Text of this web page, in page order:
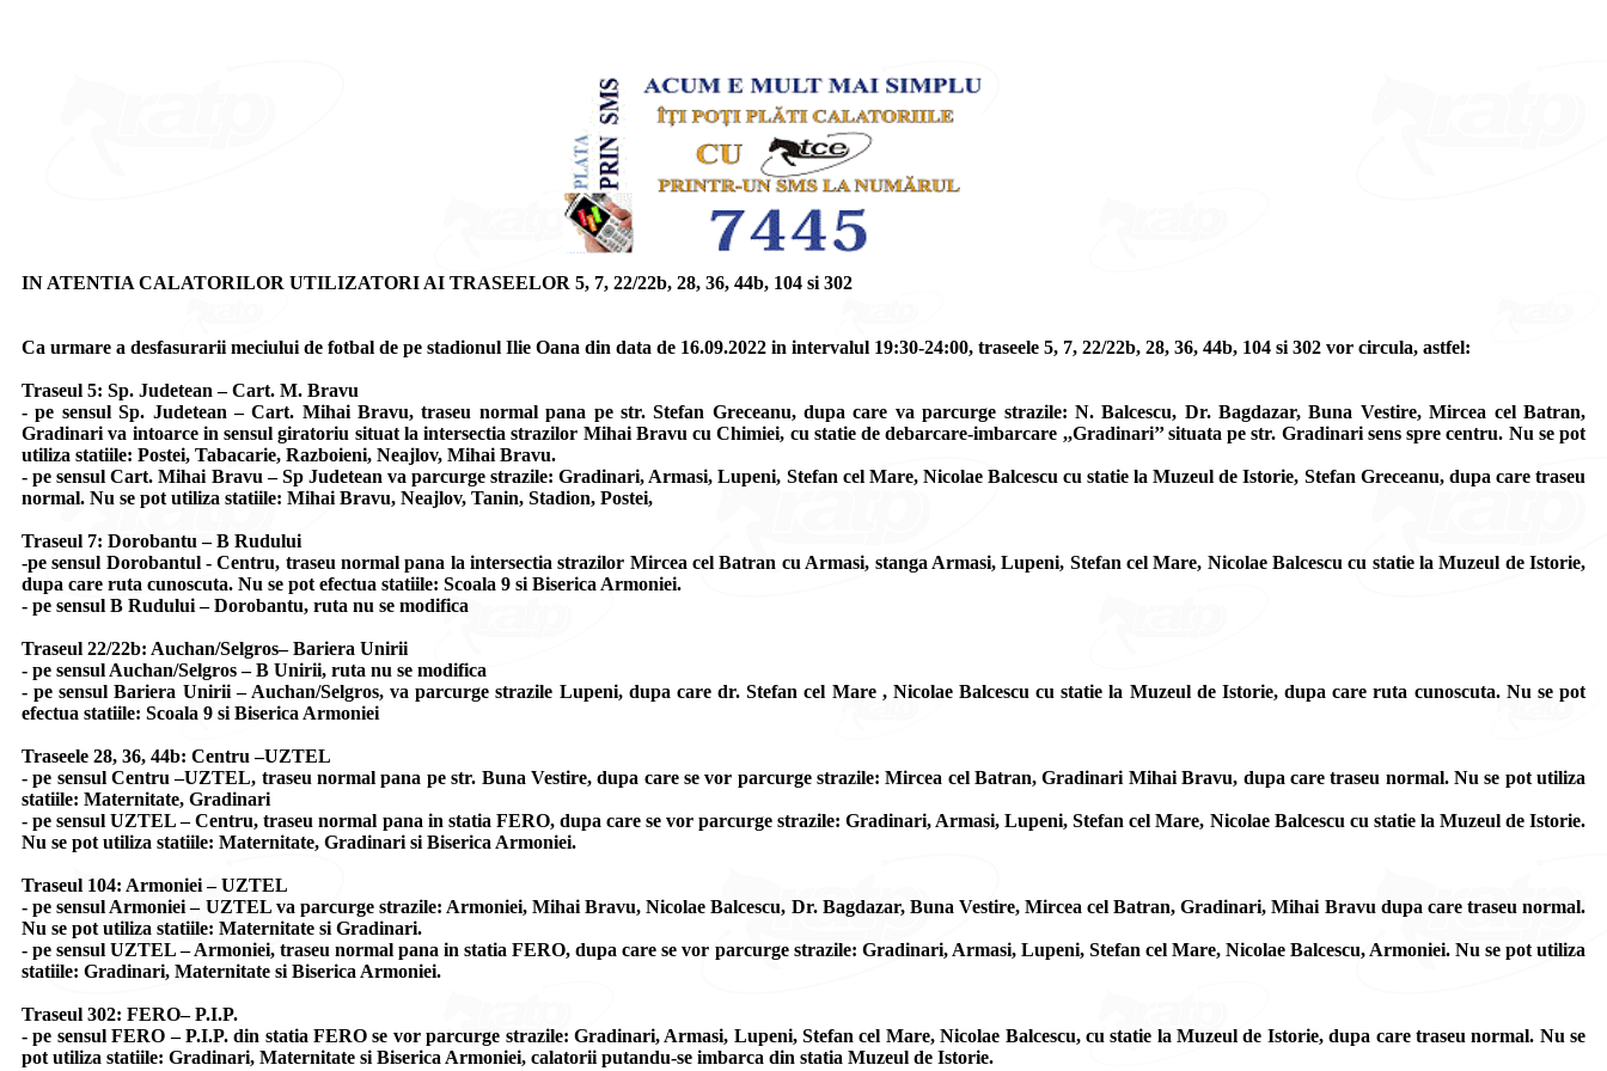
IN ATENTIA CALATORILOR UTILIZATORI AI TRASEELOR 5, 7, 22/22b, 28, 36, 44b, 104 si 302
Ca urmare a desfasurarii meciului de fotbal de pe stadionul Ilie Oana din data de 16.09.2022 in intervalul 19:30-24:00, traseele 5, 7, 22/22b, 28, 36, 44b, 104 si 302 vor circula, astfel:
Traseul 5: Sp. Judetean – Cart. M. Bravu
- pe sensul Sp. Judetean – Cart. Mihai Bravu, traseu normal pana pe str. Stefan Greceanu, dupa care va parcurge strazile: N. Balcescu, Dr. Bagdazar, Buna Vestire, Mircea cel Batran,
Gradinari va intoarce in sensul giratoriu situat la intersectia strazilor Mihai Bravu cu Chimiei, cu statie de debarcare-imbarcare ,,Gradinari’’ situata pe str. Gradinari sens spre centru. Nu se pot
utiliza statiile: Postei, Tabacarie, Razboieni, Neajlov, Mihai Bravu.
- pe sensul Cart. Mihai Bravu – Sp Judetean va parcurge strazile: Gradinari, Armasi, Lupeni, Stefan cel Mare, Nicolae Balcescu cu statie la Muzeul de Istorie, Stefan Greceanu, dupa care traseu
normal. Nu se pot utiliza statiile: Mihai Bravu, Neajlov, Tanin, Stadion, Postei,
Traseul 7: Dorobantu – B Rudului
-pe sensul Dorobantul - Centru, traseu normal pana la intersectia strazilor Mircea cel Batran cu Armasi, stanga Armasi, Lupeni, Stefan cel Mare, Nicolae Balcescu cu statie la Muzeul de Istorie,
dupa care ruta cunoscuta. Nu se pot efectua statiile: Scoala 9 si Biserica Armoniei.
- pe sensul B Rudului – Dorobantu, ruta nu se modifica
Traseul 22/22b: Auchan/Selgros– Bariera Unirii
- pe sensul Auchan/Selgros – B Unirii, ruta nu se modifica
- pe sensul Bariera Unirii – Auchan/Selgros, va parcurge strazile Lupeni, dupa care dr. Stefan cel Mare , Nicolae Balcescu cu statie la Muzeul de Istorie, dupa care ruta cunoscuta. Nu se pot
efectua statiile: Scoala 9 si Biserica Armoniei
Traseele 28, 36, 44b: Centru –UZTEL
- pe sensul Centru –UZTEL, traseu normal pana pe str. Buna Vestire, dupa care se vor parcurge strazile: Mircea cel Batran, Gradinari Mihai Bravu, dupa care traseu normal. Nu se pot utiliza
statiile: Maternitate, Gradinari
- pe sensul UZTEL – Centru, traseu normal pana in statia FERO, dupa care se vor parcurge strazile: Gradinari, Armasi, Lupeni, Stefan cel Mare, Nicolae Balcescu cu statie la Muzeul de Istorie.
Nu se pot utiliza statiile: Maternitate, Gradinari si Biserica Armoniei.
Traseul 104: Armoniei – UZTEL
- pe sensul Armoniei – UZTEL va parcurge strazile: Armoniei, Mihai Bravu, Nicolae Balcescu, Dr. Bagdazar, Buna Vestire, Mircea cel Batran, Gradinari, Mihai Bravu dupa care traseu normal.
Nu se pot utiliza statiile: Maternitate si Gradinari.
- pe sensul UZTEL – Armoniei, traseu normal pana in statia FERO, dupa care se vor parcurge strazile: Gradinari, Armasi, Lupeni, Stefan cel Mare, Nicolae Balcescu, Armoniei. Nu se pot utiliza
statiile: Gradinari, Maternitate si Biserica Armoniei.
Traseul 302: FERO– P.I.P.
- pe sensul FERO – P.I.P. din statia FERO se vor parcurge strazile: Gradinari, Armasi, Lupeni, Stefan cel Mare, Nicolae Balcescu, cu statie la Muzeul de Istorie, dupa care traseu normal. Nu se
pot utiliza statiile: Gradinari, Maternitate si Biserica Armoniei, calatorii putandu-se imbarca din statia Muzeul de Istorie.